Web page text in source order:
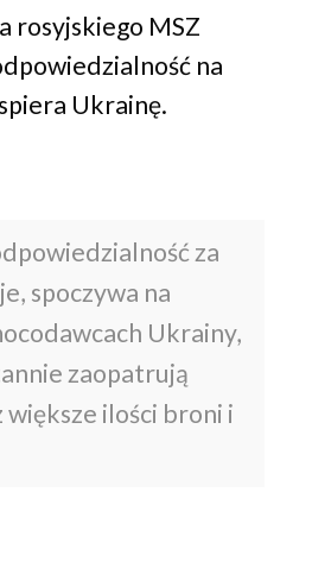
rosyjskiego MSZ
na
Ukrainę.
za
spoczywa na
Ukrainy,
zaopatrują
większe ilości broni i